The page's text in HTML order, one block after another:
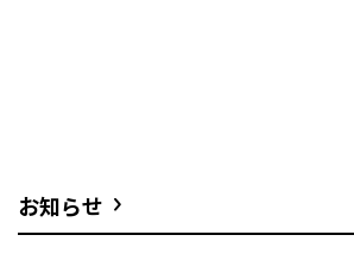
お知らせ